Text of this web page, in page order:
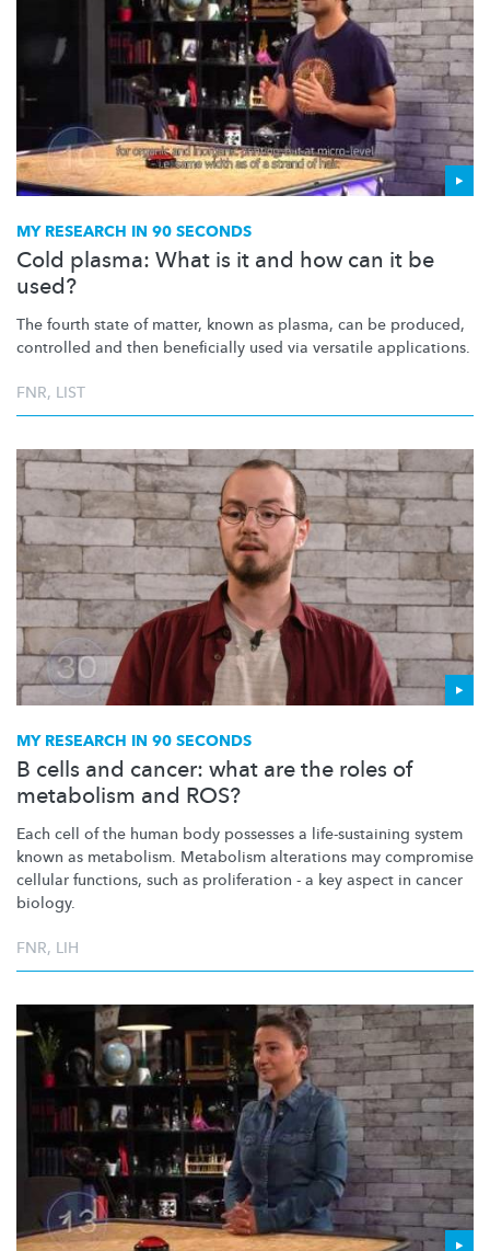
MY RESEARCH IN 90 SECONDS
Cold plasma: What is it and how can it be
used?
The fourth state of matter, known as plasma, can be produced,
controlled and then beneficially used via versatile applications.
FNR, LIST
MY RESEARCH IN 90 SECONDS
B cells and cancer: what are the roles of
metabolism and ROS?
Each cell of the human body possesses a life-sustaining system
known as metabolism. Metabolism alterations may compromise
cellular functions, such as proliferation - a key aspect in cancer
biology.
FNR, LIH